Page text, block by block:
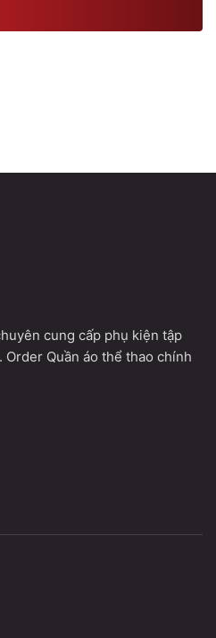
cung cấp phụ kiện tập
Order Quần áo thể thao chính